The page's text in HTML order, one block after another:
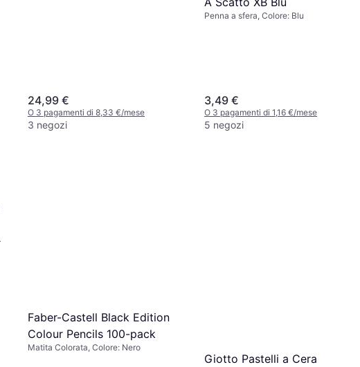
24,99 €
O 3 pagamenti di 8,33 €/mese
3 negozi
Penna a sfera, Colore: Blu
3,49 €
O 3 pagamenti di 1,16 €/mese
5 negozi
Faber-Castell Black Edition
Colour Pencils 100-pack
Matita Colorata, Colore: Nero
Giotto Pastelli a Cera